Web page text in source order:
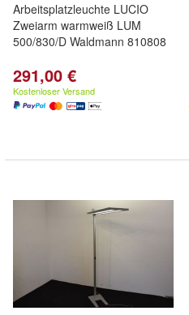
Arbeitsplatzleuchte LUCIO
Zweiarm warmweiß LUM
500/830/D Waldmann 810808
291,00 €
Kostenloser Versand